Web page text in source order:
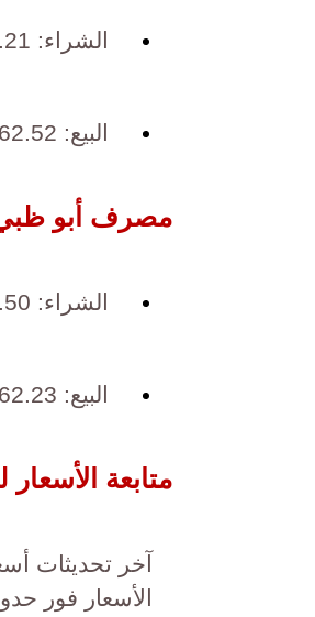
الشراء: 62.21 جنيه
البيع: 62.52 جنيه
مصرف أبو ظبي
الشراء: 61.50 جنيه
البيع: 62.23 جنيه
متابعة الأسعار
آخر تحديثات
الأسعار فور